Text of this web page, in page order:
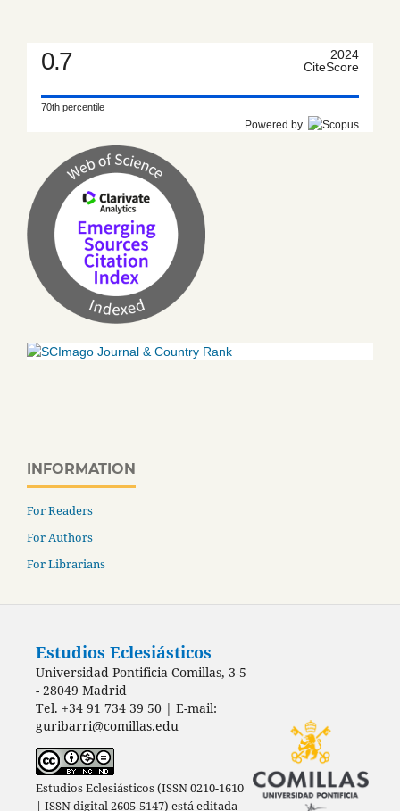
0.7
2024
CiteScore
70th percentile
Powered by
INFORMATION
For Readers
For Authors
For Librarians
Estudios Eclesiásticos
Universidad Pontificia Comillas, 3-5
- 28049 Madrid
Tel. +34 91 734 39 50 | E-mail:
guribarri@comillas.edu
Estudios Eclesiásticos (ISSN 0210-1610
| ISSN digital 2605-5147) está editada